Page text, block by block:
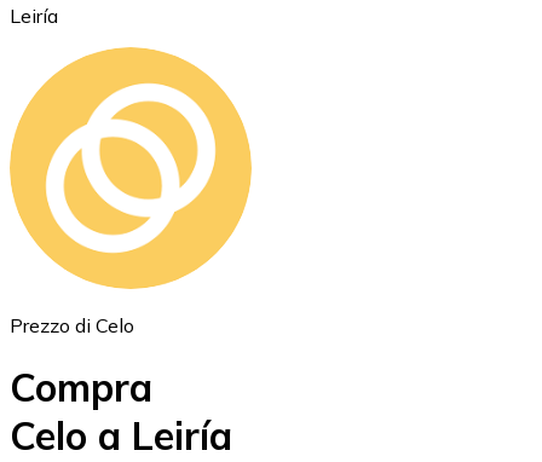
Ethereum
ETH
Leiría
Prezzo di Celo
Compra
Celo a Leiría